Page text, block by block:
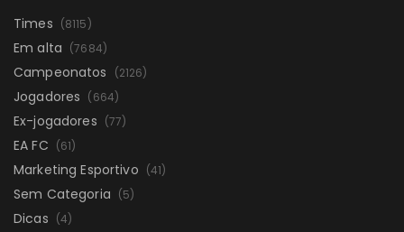
Times (8115)
Em alta (7684)
Campeonatos (2126)
Jogadores (664)
Ex-jogadores (77)
EA FC (61)
Marketing Esportivo (41)
Sem Categoria (5)
Dicas (4)